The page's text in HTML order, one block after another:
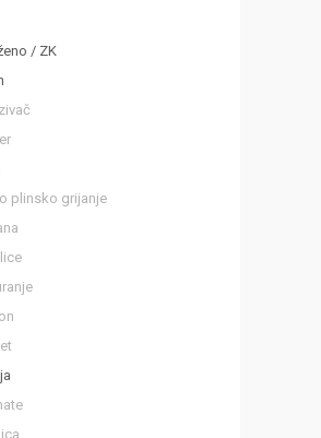
/ ZK
plinsko grijanje